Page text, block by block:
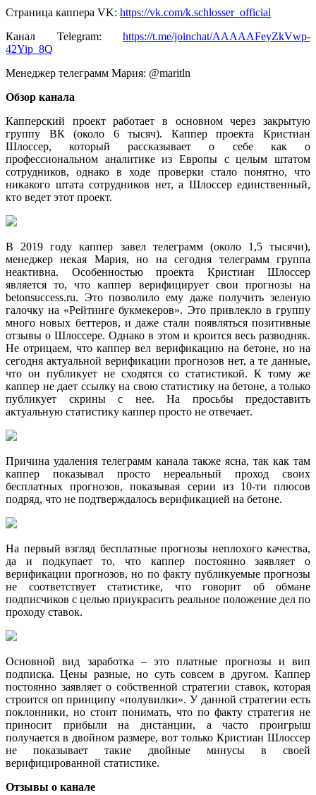
Страница каппера VK: https://vk.com/k.schlosser_official
Канал Telegram: https://t.me/joinchat/AAAAAFeyZkVwp-
42Yip_8Q
Менеджер телеграмм Мария: @maritln
Обзор канала
Капперский проект работает в основном через закрытую
группу ВК (около 6 тысяч). Каппер проекта Кристиан
Шлоссер, который рассказывает о себе как о
профессиональном аналитике из Европы с целым штатом
сотрудников, однако в ходе проверки стало понятно, что
никакого штата сотрудников нет, а Шлоссер единственный,
кто ведет этот проект.
В 2019 году каппер завел телеграмм (около 1,5 тысячи),
менеджер некая Мария, но на сегодня телеграмм группа
неактивна. Особенностью проекта Кристиан Шлоссер
является то, что каппер верифицирует свои прогнозы на
betonsuccess.ru. Это позволило ему даже получить зеленую
галочку на «Рейтинге букмекеров». Это привлекло в группу
много новых беттеров, и даже стали появляться позитивные
отзывы о Шлоссере. Однако в этом и кроится весь разводняк.
Не отрицаем, что каппер вел верификацию на бетоне, но на
сегодня актуальной верификации прогнозов нет, а те данные,
что он публикует не сходятся со статистикой. К тому же
каппер не дает ссылку на свою статистику на бетоне, а только
публикует скрины с нее. На просьбы предоставить
актуальную статистику каппер просто не отвечает.
Причина удаления телеграмм канала также ясна, так как там
каппер показывал просто нереальный проход своих
бесплатных прогнозов, показывая серии из 10-ти плюсов
подряд, что не подтверждалось верификацией на бетоне.
На первый взгляд бесплатные прогнозы неплохого качества,
да и подкупает то, что каппер постоянно заявляет о
верификации прогнозов, но по факту публикуемые прогнозы
не соответствует статистике, что говорит об обмане
подписчиков с целью приукрасить реальное положение дел по
проходу ставок.
Основной вид заработка – это платные прогнозы и вип
подписка. Цены разные, но суть совсем в другом. Каппер
постоянно заявляет о собственной стратегии ставок, которая
строится оп принципу «полувилки». У данной стратегии есть
поклонники, но стоит понимать, что по факту стратегия не
приносит прибыли на дистанции, а часто проигрыш
получается в двойном размере, вот только Кристиан Шлоссер
не показывает такие двойные минусы в своей
верифицированной статистике.
Отзывы о канале